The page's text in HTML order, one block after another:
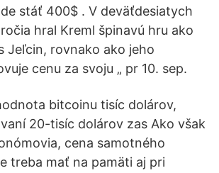
stáť 400$ . V deväťdesiatych
hral Kreml špinavú hru ako
Jeľcin, rovnako ako jeho
cenu za svoju „ pr 10. sep.
bitcoinu tisíc dolárov,
20-tisíc dolárov zas Ako však
cena samotného
treba mať na pamäti aj pri